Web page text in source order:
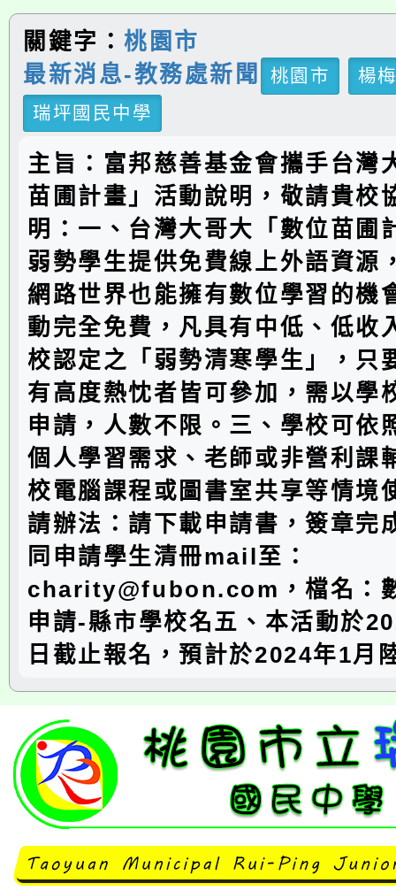
關鍵字：桃園市
最新消息-教務處新聞
桃園市
楊
瑞坪國民中學
主旨：富邦慈善基金會攜手台灣
苗圃計畫」活動說明，敬請貴校
明：一、台灣大哥大「數位苗圃
弱勢學生提供免費線上外語資源
網路世界也能擁有數位學習的機
動完全免費，凡具有中低、低收
校認定之「弱勢清寒學生」，只
有高度熱忱者皆可參加，需以學
申請，人數不限。三、學校可依
個人學習需求、老師或非營利課
校電腦課程或圖書室共享等情境
請辦法：請下載申請書，簽章完
同申請學生清冊mail至：
charity@fubon.com，檔名：
申請-縣市學校名五、本活動於
日截止報名，預計於2024年1月